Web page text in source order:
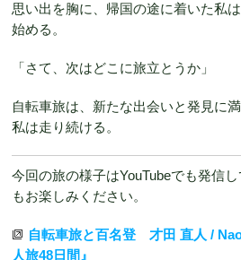
思い出を胸に、帰国の途に着いた私
始める。
「さて、次はどこに旅立とうか」
自転車旅は、新たな出会いと発見に
私は走り続ける。
今回の旅の様子はYouTubeでも発信
もお楽しみください。
自転車旅と百名登 才田 直人 /
人旅48日間』